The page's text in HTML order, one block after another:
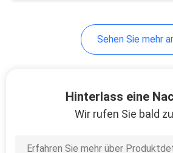
Drahtes
SMT-
Sehen Sie mehr
Hinterlass eine
Wir rufen Sie bald